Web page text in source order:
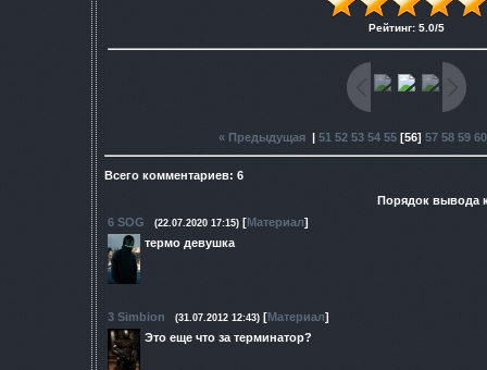
Рейтинг: 5.0/5
« Предыдущая| 51 52 53 54 55[56] 57 58 59 60
Всего комментариев: 6
Порядок вывода
6 SOG (22.07.2020 17:15) [Материал]
термо девушка
3 Simbion (31.07.2012 12:43) [Материал]
Это еще что за терминатор?